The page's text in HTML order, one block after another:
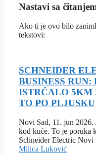
Nastavi sa
Ako ti je ovo bilo
tekstovi:
SCHNEIDER
BUSINESS
ISTRČALO 5KM
TO PO PLJUSKU
Novi Sad, 11. jun 2026.
kod kuće. To je poruka
Schneider Electric
Milica Luković